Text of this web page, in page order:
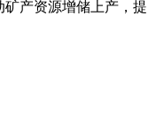
产资源增储上产，提